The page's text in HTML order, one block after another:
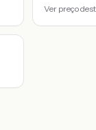
Ver preço